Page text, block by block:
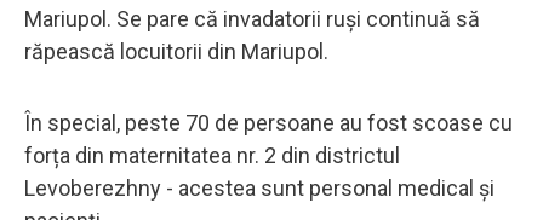
Mariupol. Se pare că invadatorii ruși continuă să
răpească locuitorii din Mariupol.
În special, peste 70 de persoane au fost scoase cu
forța din maternitatea nr. 2 din districtul
Levoberezhny - acestea sunt personal medical și